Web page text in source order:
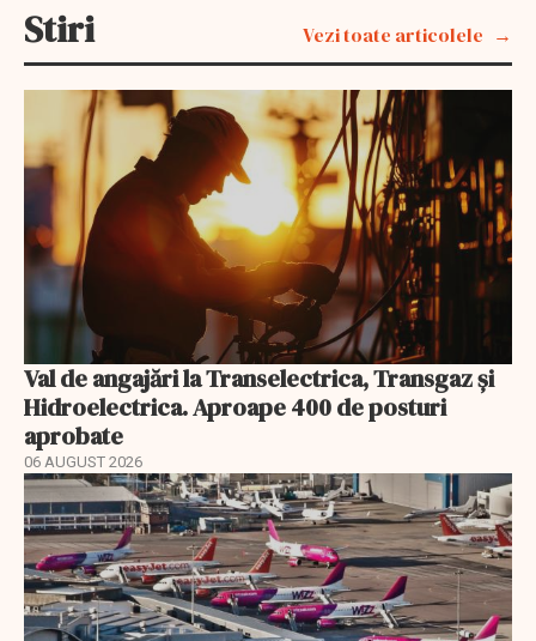
Stiri Vezi toate articolele
Val de angajări la Transelectrica, Transgaz și
Hidroelectrica. Aproape 400 de posturi
aprobate
06 AUGUST 2026